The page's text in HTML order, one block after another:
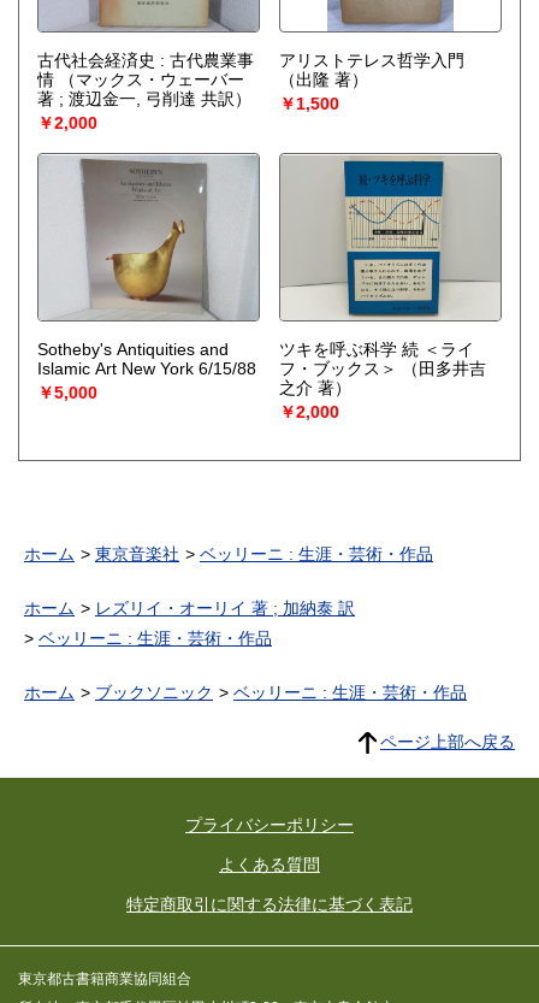
古代社会経済史 : 古代農業事
情
（マックス・ウェーバー
著 ; 渡辺金一, 弓削達 共訳）
￥2,000
アリストテレス哲学入門
（出隆 著）
￥1,500
Sotheby's Antiquities and
Islamic Art New York 6/15/88
￥5,000
ツキを呼ぶ科学 続 ＜ライ
フ・ブックス＞
（田多井吉
之介 著）
￥2,000
ホーム 東京音楽社 ベッリーニ : 生涯・芸術・作品
ホーム
レズリイ・オーリイ 著 ; 加納泰 訳
ベッリーニ : 生涯・芸術・作品
ホーム ブックソニック ベッリーニ : 生涯・芸術・作品
ページ上部へ戻る
プライバシーポリシー
よくある質問
特定商取引に関する法律に基づく表記
東京都古書籍商業協同組合